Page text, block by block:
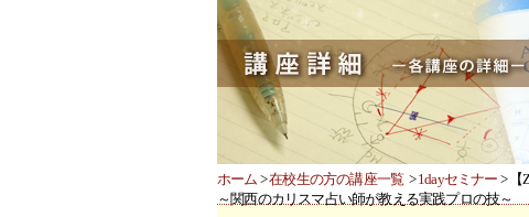
ホーム >在校生の方の講座一覧 >1dayセミナー > 【
～関西のカリスマ占い師が教える実践プロの技～